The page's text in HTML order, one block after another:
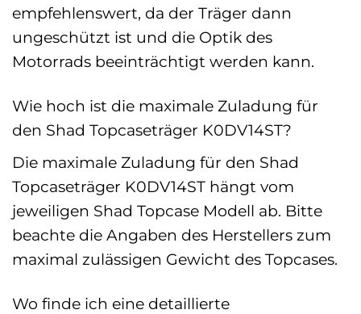
empfehlenswert, da der Träger dann
ungeschützt ist und die Optik des
Motorrads beeinträchtigt werden kann.
Wie hoch ist die maximale Zuladung für
den Shad Topcaseträger K0DV14ST?
Die maximale Zuladung für den Shad
Topcaseträger K0DV14ST hängt vom
jeweiligen Shad Topcase Modell ab. Bitte
beachte die Angaben des Herstellers zum
maximal zulässigen Gewicht des Topcases.
Wo finde ich eine detaillierte